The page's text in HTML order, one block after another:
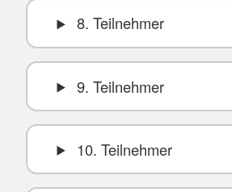
8. Teilnehmer
9. Teilnehmer
10. Teilnehmer